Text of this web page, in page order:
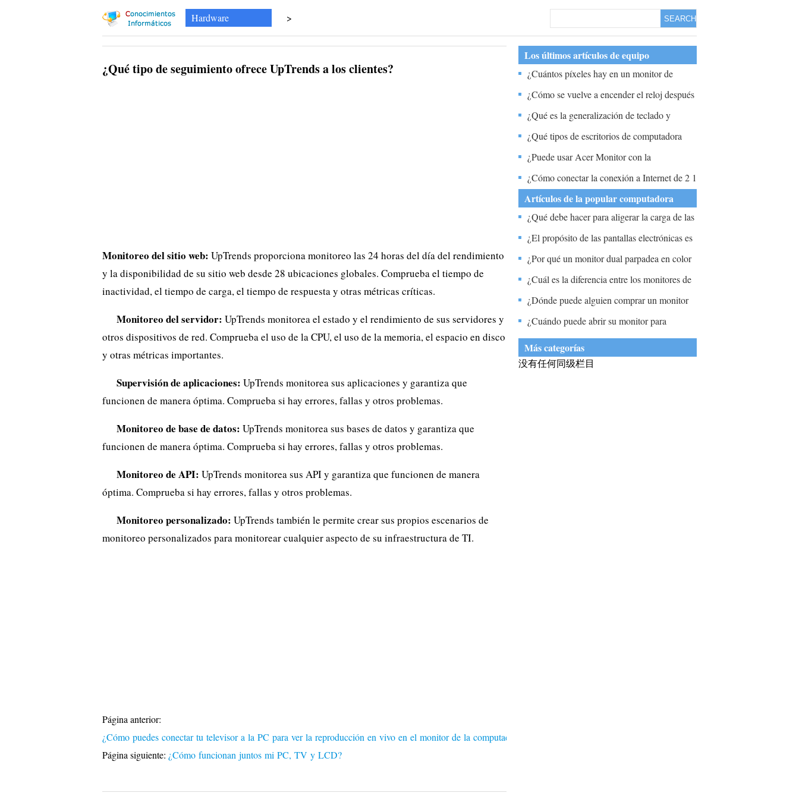
Hardware > SEARCH
¿Qué tipo de seguimiento ofrece UpTrends a los clientes?
Monitoreo del sitio web: UpTrends proporciona monitoreo las 24 horas del día del rendimiento
y la disponibilidad de su sitio web desde 28 ubicaciones globales. Comprueba el tiempo de
inactividad, el tiempo de carga, el tiempo de respuesta y otras métricas críticas.
Monitoreo del servidor: UpTrends monitorea el estado y el rendimiento de sus servidores y
otros dispositivos de red. Comprueba el uso de la CPU, el uso de la memoria, el espacio en disco
y otras métricas importantes.
Supervisión de aplicaciones: UpTrends monitorea sus aplicaciones y garantiza que
funcionen de manera óptima. Comprueba si hay errores, fallas y otros problemas.
Monitoreo de base de datos: UpTrends monitorea sus bases de datos y garantiza que
funcionen de manera óptima. Comprueba si hay errores, fallas y otros problemas.
Monitoreo de API: UpTrends monitorea sus API y garantiza que funcionen de manera
óptima. Comprueba si hay errores, fallas y otros problemas.
Monitoreo personalizado: UpTrends también le permite crear sus propios escenarios de
monitoreo personalizados para monitorear cualquier aspecto de su infraestructura de TI.
Página anterior:
¿Cómo puedes conectar tu televisor a la PC para ver la reproducción en vivo en el monitor de la computadora?
Página siguiente: ¿Cómo funcionan juntos mi PC, TV y LCD?
Los últimos artículos de equipo
¿Cuántos píxeles hay en un monitor de
computadora promedio?
¿Cómo se vuelve a encender el reloj después
de haber estado sentado y dejar de
funcionar?
¿Qué es la generalización de teclado y
monitor?
¿Qué tipos de escritorios de computadora
están disponibles para su compra en IKEA?
¿Puede usar Acer Monitor con la
computadora E Machine?
¿Cómo conectar la conexión a Internet de 2 1
monitor?
Artículos de la popular computadora
¿Qué debe hacer para aligerar la carga de las
computadoras de monitoreo mientras
mantiene la mayor cantidad de datos
¿El propósito de las pantallas electrónicas es
proporcionar a la experiencia del usuario
lectura del papel al tiempo que proporciona
dispositivo?
¿Por qué un monitor dual parpadea en color
rosa en el escritorio Dell?
¿Cuál es la diferencia entre los monitores de
Dell G2210 y E2210?
¿Dónde puede alguien comprar un monitor
NEC multisync?
¿Cuándo puede abrir su monitor para
atenderlo?
Más categorías
没有任何同级栏目